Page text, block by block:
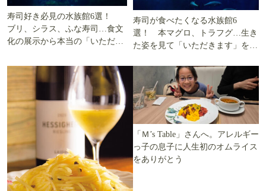
寿司好き必見の水族館6選！
ブリ、シラス、ふな寿司…食文
化の展示から本当の「いただき
寿司が食べたくなる水族館6
選！ 本マグロ、トラフグ…生き
た姿を見て「いただきます」を考
「Ｍ’s Table」さんへ。アレルギー
っ子の息子に人生初のオムライス
をありがとう